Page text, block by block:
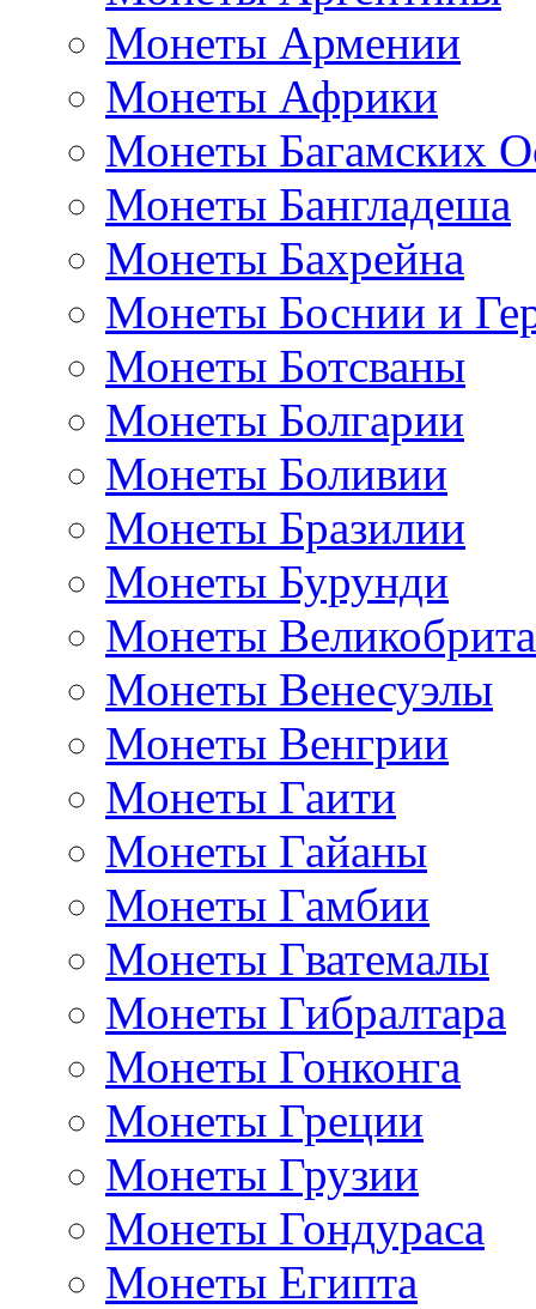
Монеты Армении
Монеты Африки
Монеты Багамских
Монеты Бангладеша
Монеты Бахрейна
Монеты Боснии и
Монеты Ботсваны
Монеты Болгарии
Монеты Боливии
Монеты Бразилии
Монеты Бурунди
Монеты
Монеты Венесуэлы
Монеты Венгрии
Монеты Гаити
Монеты Гайаны
Монеты Гамбии
Монеты Гватемалы
Монеты Гибралтара
Монеты Гонконга
Монеты Греции
Монеты Грузии
Монеты Гондураса
Монеты Египта